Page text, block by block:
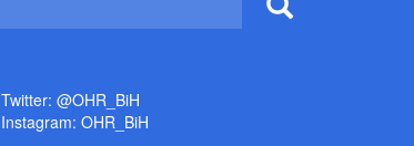
Twitter: @OHR_BiH
Instagram: OHR_BiH